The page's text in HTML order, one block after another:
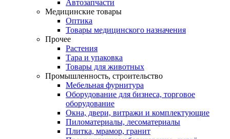
Автозапчасти
Медицинские товары
Оптика
Товары медицинского назначения
Прочее
Растения
Тара и упаковка
Товары для животных
Промышленность, строительство
Мебельная фурнитура
Оборудование для бизнеса, торговое
оборудование
Окна, двери, витражи и комплектующие
Пиломатериалы, лесоматериалы
Плитка, мрамор, гранит